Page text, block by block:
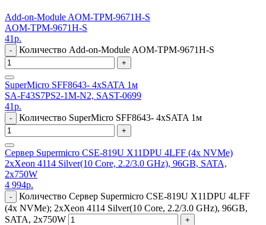
Add-on-Module AOM-TPM-9671H-S
AOM-TPM-9671H-S
41р.
- Количество Add-on-Module AOM-TPM-9671H-S
+
SuperMicro SFF8643- 4xSATA 1м
SA-F43S7PS2-1M-N2, SAST-0699
41р.
- Количество SuperMicro SFF8643- 4xSATA 1м
+
Сервер Supermicro CSE-819U X11DPU 4LFF (4x NVMe)
2xXeon 4114 Silver(10 Core, 2.2/3.0 GHz), 96GB, SATA,
2x750W
4 994р.
-
Количество Сервер Supermicro CSE-819U X11DPU 4LFF
(4x NVMe); 2xXeon 4114 Silver(10 Core, 2.2/3.0 GHz), 96GB,
SATA, 2x750W
+